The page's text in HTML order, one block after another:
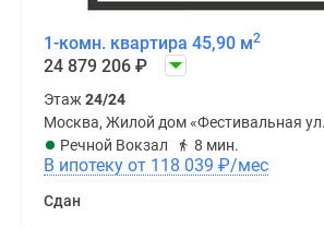
1-комн. квартира 45,90 м2
24 879 206 ₽
Этаж 24/24
Москва, Жилой дом «Фестивальная
Речной Вокзал
8 мин.
В ипотеку от 118 039 ₽/мес
Сдан